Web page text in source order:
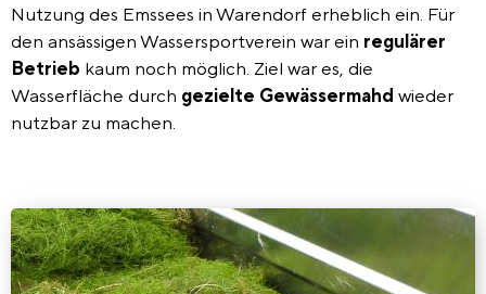
Nutzung des Emssees in Warendorf erheblich ein. Für
den ansässigen Wassersportverein war ein regulärer
Betrieb kaum noch möglich. Ziel war es, die
Wasserfläche durch gezielte Gewässermahd wieder
nutzbar zu machen.